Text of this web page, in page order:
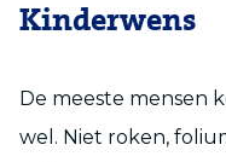
Kinderwens
De meeste mensen
wel. Niet roken,